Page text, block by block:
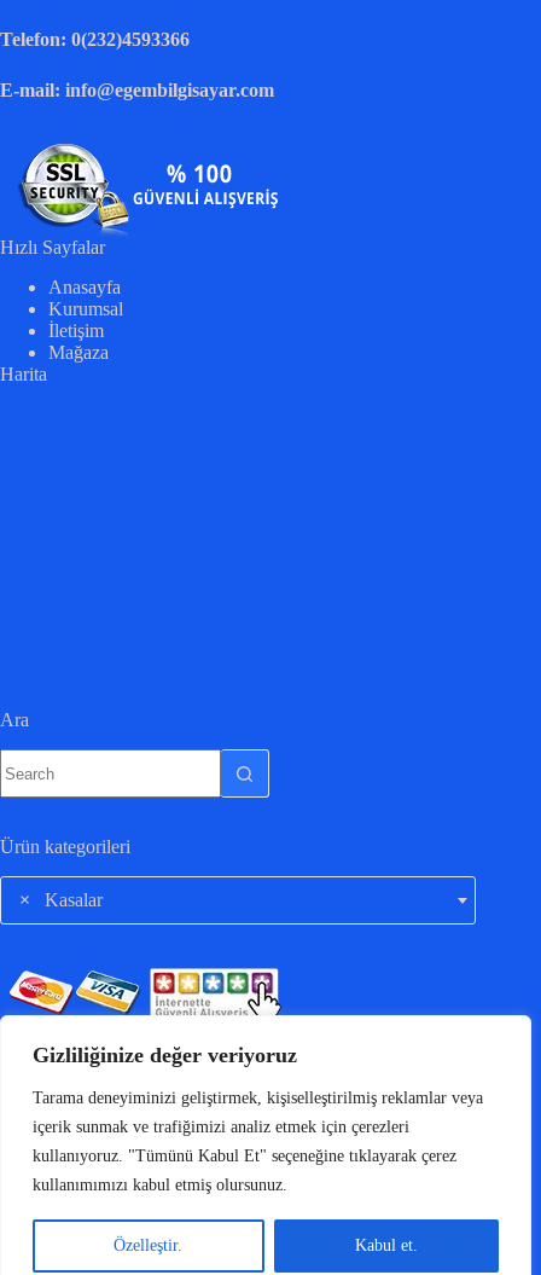
Gizliliğinize değer veriyoruz
Tarama deneyiminizi geliştirmek, kişiselleştirilmiş reklamlar veya
içerik sunmak ve trafiğimizi analiz etmek için çerezleri
kullanıyoruz. "Tümünü Kabul Et" seçeneğine tıklayarak çerez
kullanımımızı kabul etmiş olursunuz.
Özelleştir. Kabul et.
Telefon: 0(232)4593366
E-mail: info@egembilgisayar.com
Hızlı Sayfalar
Anasayfa
Kurumsal
İletişim
Mağaza
Harita
Ara
Ürün kategorileri
× Kasalar